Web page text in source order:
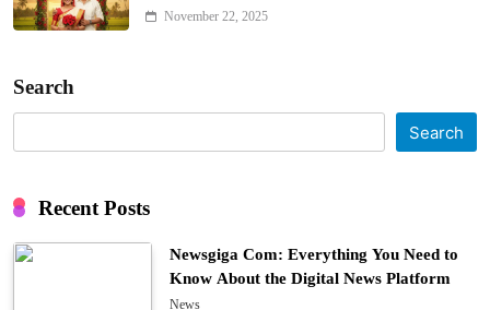
November 22, 2025
Search
Search
Recent Posts
Newsgiga Com: Everything You Need to
Know About the Digital News Platform
News